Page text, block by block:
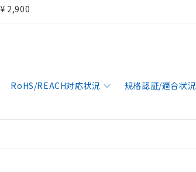
¥ 2,900
RoHS/REACH対応状況 規格認証/適合状況